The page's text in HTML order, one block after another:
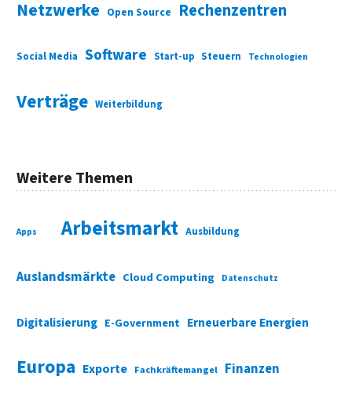
Netzwerke Open Source Rechenzentren
Social Media Software Start-up Steuern Technologien
Verträge Weiterbildung
Weitere Themen
Apps Arbeitsmarkt Ausbildung
Auslandsmärkte Cloud Computing Datenschutz
Digitalisierung E-Government Erneuerbare Energien
Europa Exporte Fachkräftemangel Finanzen